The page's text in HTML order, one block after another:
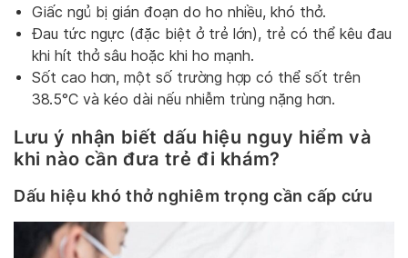
Giấc ngủ bị gián đoạn do ho nhiều, khó thở.
Đau tức ngực (đặc biệt ở trẻ lớn), trẻ có thể kêu đau
khi hít thở sâu hoặc khi ho mạnh.
Sốt cao hơn, một số trường hợp có thể sốt trên
38.5°C và kéo dài nếu nhiễm trùng nặng hơn.
Lưu ý nhận biết dấu hiệu nguy hiểm và
khi nào cần đưa trẻ đi khám?
Dấu hiệu khó thở nghiêm trọng cần cấp cứu